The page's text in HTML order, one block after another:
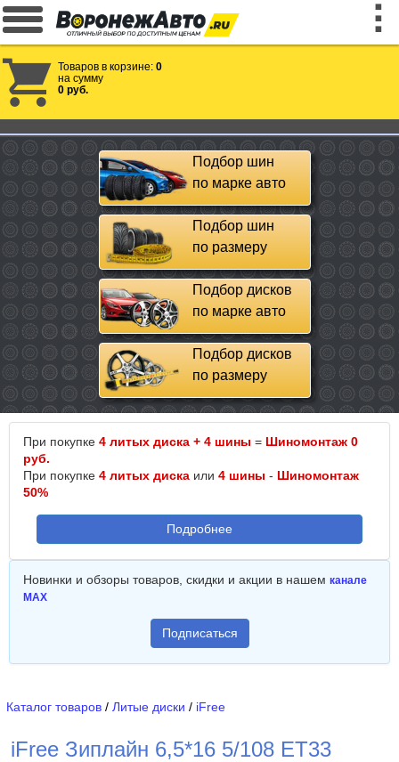
Товаров в корзине: 0
на сумму
0 руб.
Подбор шин
по марке авто
Подбор шин
по размеру
Подбор дисков
по марке авто
Подбор дисков
по размеру
При покупке 4 литых диска + 4 шины = Шиномонтаж 0
руб.
При покупке 4 литых диска или 4 шины - Шиномонтаж
50%
Подробнее
Новинки и обзоры товаров, скидки и акции в нашем канале
MAX
Подписаться
Каталог товаров / Литые диски / iFree
iFree Зиплайн 6,5*16 5/108 ET33